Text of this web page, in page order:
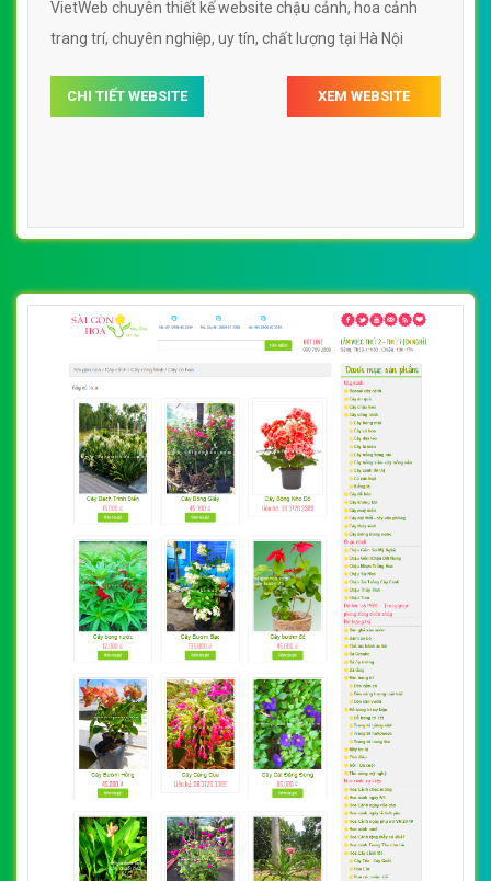
VietWeb chuyên thiết kế website chậu cảnh, hoa cảnh
trang trí, chuyên nghiệp, uy tín, chất lượng tại Hà Nội
CHI TIẾT WEBSITE XEM WEBSITE